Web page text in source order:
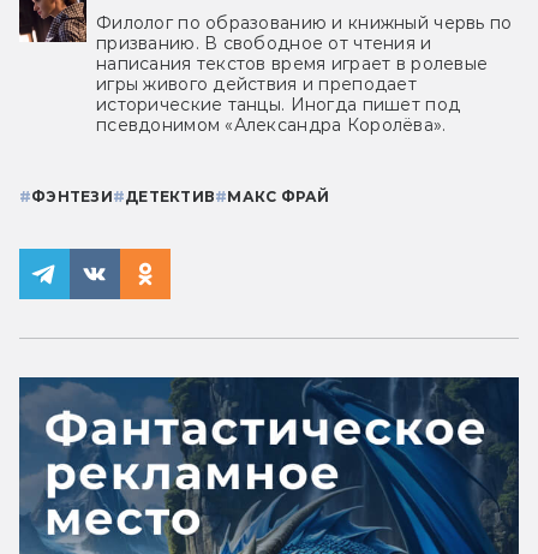
Филолог по образованию и книжный червь по
призванию. В свободное от чтения и
написания текстов время играет в ролевые
игры живого действия и преподает
исторические танцы. Иногда пишет под
псевдонимом «Александра Королёва».
#ФЭНТЕЗИ#ДЕТЕКТИВ#МАКС ФРАЙ